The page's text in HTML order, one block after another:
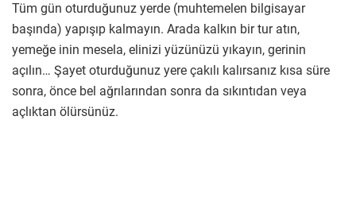
Tüm gün oturduğunuz yerde (muhtemelen bilgisayar
başında) yapışıp kalmayın. Arada kalkın bir tur atın,
yemeğe inin mesela, elinizi yüzünüzü yıkayın, gerinin
açılın… Şayet oturduğunuz yere çakılı kalırsanız kısa süre
sonra, önce bel ağrılarından sonra da sıkıntıdan veya
açlıktan ölürsünüz.